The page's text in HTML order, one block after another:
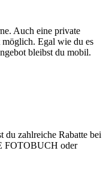
Auch eine private
Egal wie du es
bleibst du mobil.
du zahlreiche Rabatte bei
FOTOBUCH oder